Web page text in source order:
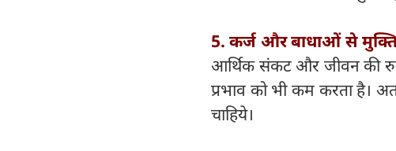
5. कर्ज और बाधाओं से
आर्थिक संकट और जीवन की
प्रभाव को भी कम करता है।
चाहिये।